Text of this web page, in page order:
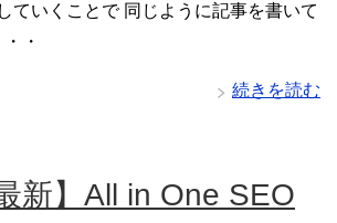
ていくことで 同じように記事を書いて
・
続きを読む
新】All in One SEO